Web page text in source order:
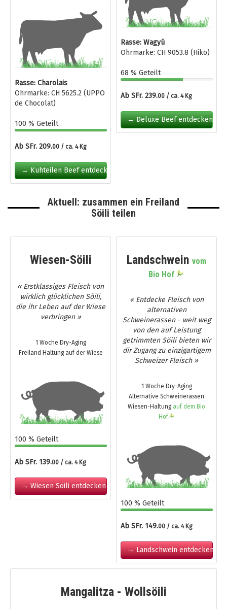
Rasse: Charolais
Ohrmarke: CH 5625.2 (UPPO
de Chocolat)
100 % Geteilt
Ab SFr. 209.00 / ca. 4 Kg
→ Kuhteilen Beef entdecken
Rasse: Wagyū
Ohrmarke: CH 9053.8 (Hiko)
68 % Geteilt
Ab SFr. 239.00 / ca. 4 Kg
→ Deluxe Beef entdecken
Aktuell: zusammen ein Freiland
Söili teilen
Wiesen-Söili
« Erstklassiges Fleisch von
wirklich glücklichen Söili,
die ihr Leben auf der Wiese
verbringen »
1 Woche Dry-Aging
Freiland Haltung auf der Wiese
100 % Geteilt
Ab SFr. 139.00 / ca. 4 Kg
→ Wiesen Söili entdecken
Landschwein vom
Bio Hof
« Entdecke Fleisch von
alternativen
Schweinerassen - weit weg
von den auf Leistung
getrimmten Söili bieten wir
dir Zugang zu einzigartigem
Schweizer Fleisch »
1 Woche Dry-Aging
Alternative Schweinerassen
Wiesen-Haltung auf dem Bio
Hof
100 % Geteilt
Ab SFr. 149.00 / ca. 4 Kg
→ Landschwein entdecken
Mangalitza - Wollsöili